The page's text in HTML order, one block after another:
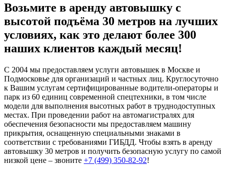
Возьмите в аренду автовышку с
высотой подъёма 30 метров на лучших
условиях, как это делают более 300
наших клиентов каждый месяц!
С 2004 мы предоставляем услуги автовышек в Москве и
Подмосковье для организаций и частных лиц. Круглосуточно
к Вашим услугам сертифицированные водители-операторы и
парк из 60 единиц современной спецтехники, в том числе
модели для выполнения высотных работ в труднодоступных
местах. При проведении работ на автомагистралях для
обеспечения безопасности мы предоставляем машину
прикрытия, оснащенную специальными знаками в
соответствии с требованиями ГИБДД. Чтобы взять в аренду
автовышку 30 метров и получить безопасную услугу по самой
низкой цене – звоните +7 (499) 350-82-92!